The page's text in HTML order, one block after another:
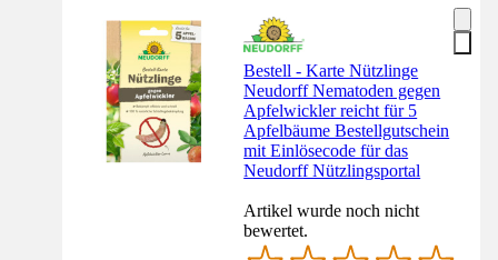
Bestell - Karte Nützlinge
Neudorff Nematoden gegen
Apfelwickler reicht für 5
Apfelbäume Bestellgutschein
mit Einlösecode für das
Neudorff Nützlingsportal
Artikel wurde noch nicht
bewertet.